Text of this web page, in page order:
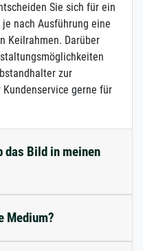
Sie sich für ein
nach Ausführung eine
Keilrahmen. Darüber
zur
gerne für
das Bild in meinen
Medium?